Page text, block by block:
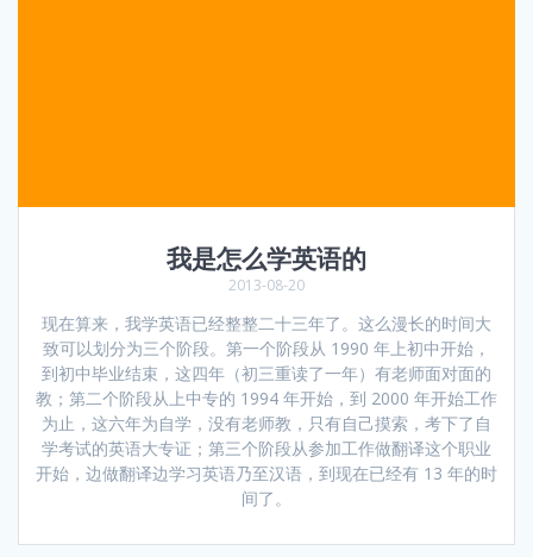
我是怎么学英语的
2013-08-20
现在算来，我学英语已经整整二十三年了。这么漫长的时间大
致可以划分为三个阶段。第一个阶段从 1990 年上初中开始，
到初中毕业结束，这四年（初三重读了一年）有老师面对面的
教；第二个阶段从上中专的 1994 年开始，到 2000 年开始工作
为止，这六年为自学，没有老师教，只有自己摸索，考下了自
学考试的英语大专证；第三个阶段从参加工作做翻译这个职业
开始，边做翻译边学习英语乃至汉语，到现在已经有 13 年的时
间了。